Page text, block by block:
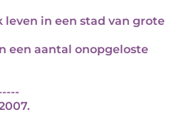
leven in een stad van grote
een aantal onopgeloste